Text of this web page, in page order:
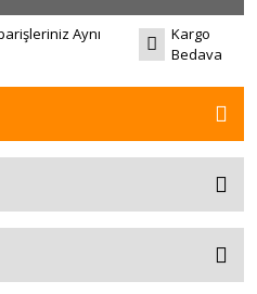
Aynı
Kargo
Bedava